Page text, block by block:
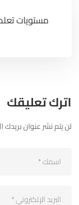
مستويات
اترك تعليقك
لن يتم نشر عنوان بريدك